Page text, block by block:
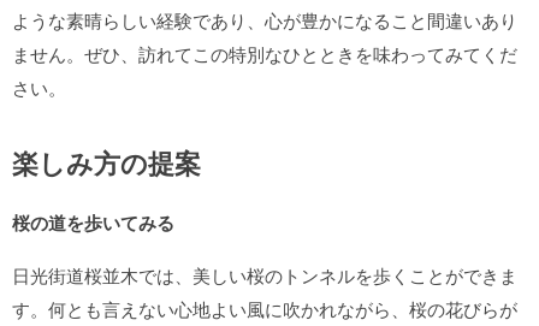
ような素晴らしい経験であり、心が豊かになること間違いあり
ません。ぜひ、訪れてこの特別なひとときを味わってみてくだ
さい。
楽しみ方の提案
桜の道を歩いてみる
日光街道桜並木では、美しい桜のトンネルを歩くことができま
す。何とも言えない心地よい風に吹かれながら、桜の花びらが